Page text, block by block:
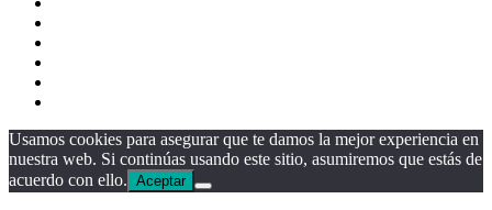
Usamos cookies para asegurar que te damos la mejor experiencia en
nuestra web. Si continúas usando este sitio, asumiremos que estás de
acuerdo con ello. Aceptar